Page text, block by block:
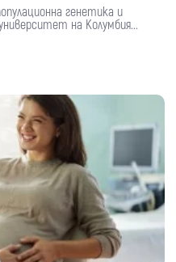
генетика и
на Колумбия...